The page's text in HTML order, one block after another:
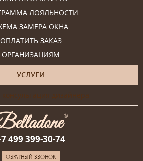
ЛОЯЛЬНОСТИ
ЗАМЕРА ОКНА
ОПЛАТИТЬ ЗАКАЗ
ОРГАНИЗАЦИЯМ
УСЛУГИ
дизайнера
499 399-30-74
ОБРАТНЫЙ ЗВОНОК